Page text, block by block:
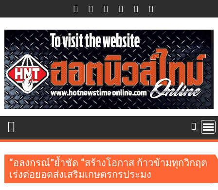
to
content
“อลงกรณ์”ย้ำชัด “สร้างโอกาส ก้าวข้ามทุกวิกฤต
เร่งต่อยอดส่งเสริมเกษตรกรประมง